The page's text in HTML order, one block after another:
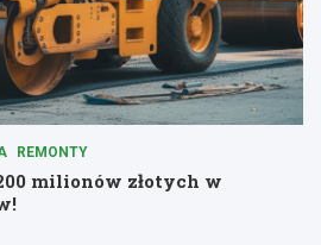
REMONTY
milionów złotych w